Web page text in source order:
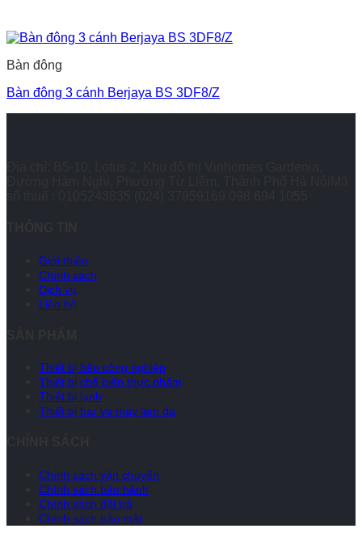
Bàn đông
Bàn đông 3 cánh Berjaya BS 3DF8/Z
Giới thiệu
Chính sách
Dịch vụ
Liên hệ
Thiết bị bếp công nghiệp
Thiết bị chế biến thực phẩm
Thiết bị lạnh
Thiết bị bar và máy làm đá
Chính sách vận chuyển
Chính sách bảo hành
Chính sách đổi trả
Chính sách bảo mật